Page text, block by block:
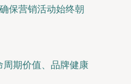
保营销活动始终朝
周期价值、品牌健康